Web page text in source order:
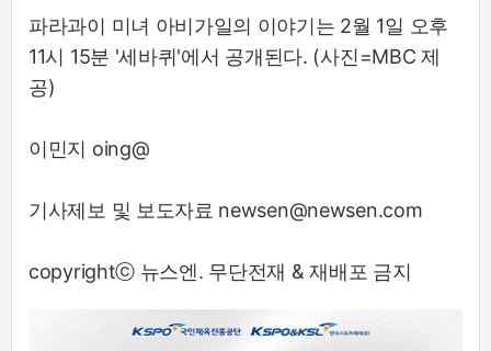
파라과이 미녀 아비가일의 이야기는 2월 1일 오후
11시 15분 '세바퀴'에서 공개된다. (사진=MBC 제
공)
이민지 oing@
기사제보 및 보도자료 newsen@newsen.com
copyrightⓒ 뉴스엔. 무단전재 & 재배포 금지